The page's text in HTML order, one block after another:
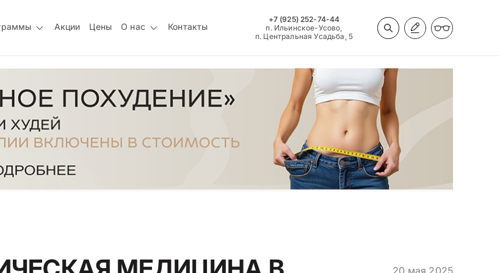
Акции Цены О нас Контакты
+7 (925) 252-74-44
п. Ильинское-Усово,
п. Центральная Усадьба, 5
20 мая 2025